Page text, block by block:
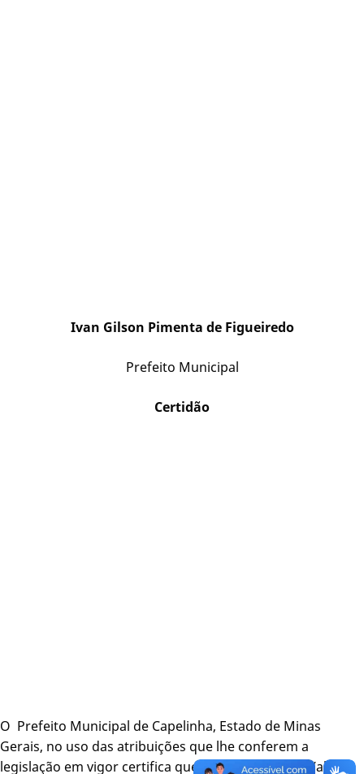
Ivan Gilson Pimenta de Figueiredo
Prefeito Municipal
Certidão
O Prefeito Municipal de Capelinha, Estado de Minas
Gerais, no uso das atribuições que lhe conferem a
legislação em vigor certifica que o senhor Gabriel Valu